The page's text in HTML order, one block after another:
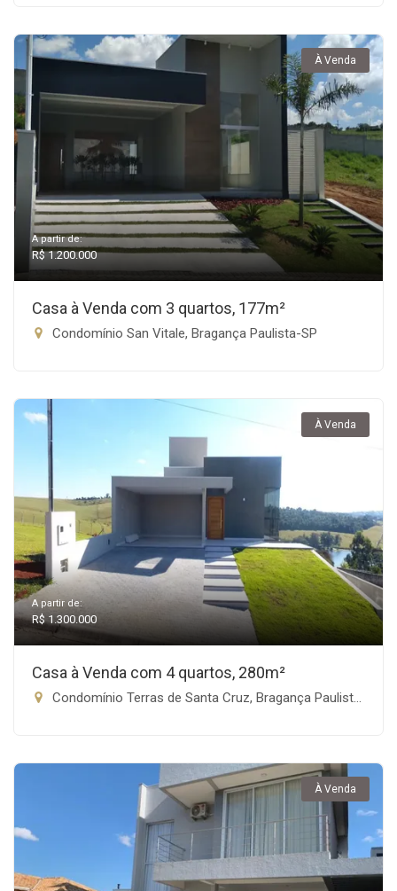
À Venda
A partir de:
R$ 1.200.000
Casa à Venda com 3 quartos, 177m²
Condomínio San Vitale, Bragança Paulista-SP
À Venda
A partir de:
R$ 1.300.000
Casa à Venda com 4 quartos, 280m²
Condomínio Terras de Santa Cruz, Bragança Paulista-SP
À Venda